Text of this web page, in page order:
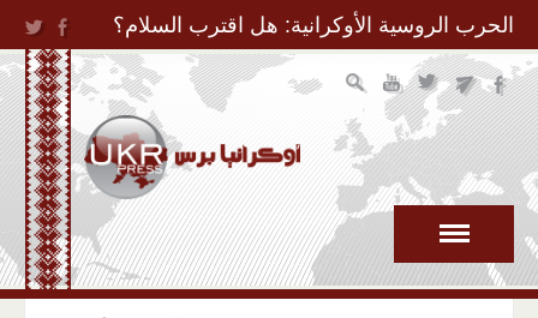
Jump to Navigation
الحرب الروسية الأوكرانية: هل اقترب السلام؟